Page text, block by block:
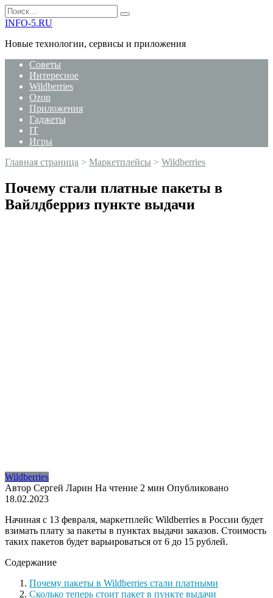
Перейти
к
Search
for:
INFO-5.RU
Новые технологии, сервисы и приложения
Советы
Интересное
Wildberries
Ozon
Приложения
Гаджеты
IT
Игры
Главная страница > Маркетплейсы > Wildberries
Почему стали платные пакеты в
Вайлдберриз пункте выдачи
Wildberries
Автор Сергей Ларин На чтение 2 мин Опубликовано
18.02.2023
Начиная с 13 февраля, маркетплейс Wildberries в России будет
взимать плату за пакеты в пунктах выдачи заказов. Стоимость
таких пакетов будет варьироваться от 6 до 15 рублей.
Содержание
Почему пакеты в Wildberries стали платными
Сколько теперь стоит пакет в пункте выдачи